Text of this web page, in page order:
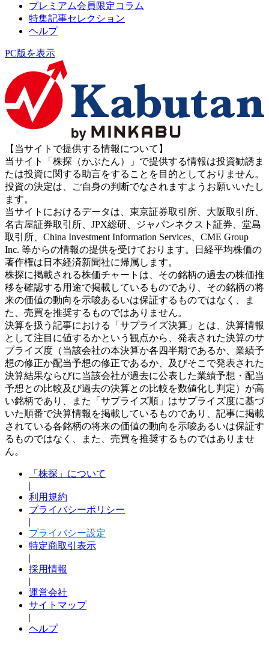
プレミアム会員限定コラム
特集記事セレクション
ヘルプ
PC版を表示
【当サイトで提供する情報について】
当サイト「株探（かぶたん）」で提供する情報は投資勧誘ま
たは投資に関する助言をすることを目的としておりません。
投資の決定は、ご自身の判断でなされますようお願いいたし
ます。
当サイトにおけるデータは、東京証券取引所、大阪取引所、
名古屋証券取引所、JPX総研、ジャパンネクスト証券、堂島
取引所、China Investment Information Services、CME Group
Inc. 等からの情報の提供を受けております。日経平均株価の
著作権は日本経済新聞社に帰属します。
株探に掲載される株価チャートは、その銘柄の過去の株価推
移を確認する用途で掲載しているものであり、その銘柄の将
来の価値の動向を示唆あるいは保証するものではなく、ま
た、売買を推奨するものではありません。
決算を扱う記事における「サプライズ決算」とは、決算情報
として注目に値するかという観点から、発表された決算のサ
プライズ度（当該会社の本決算か各四半期であるか、業績予
想の修正か配当予想の修正であるか、及びそこで発表された
決算結果ならびに当該会社が過去に公表した業績予想・配当
予想との比較及び過去の決算との比較を数値化し判定）が高
い銘柄であり、また「サプライズ順」はサプライズ度に基づ
いた順番で決算情報を掲載しているものであり、記事に掲載
されている各銘柄の将来の価値の動向を示唆あるいは保証す
るものではなく、また、売買を推奨するものではありませ
ん。
「株探」について
|
利用規約
プライバシーポリシー
|
プライバシー設定
特定商取引表示
|
採用情報
|
運営会社
サイトマップ
|
ヘルプ